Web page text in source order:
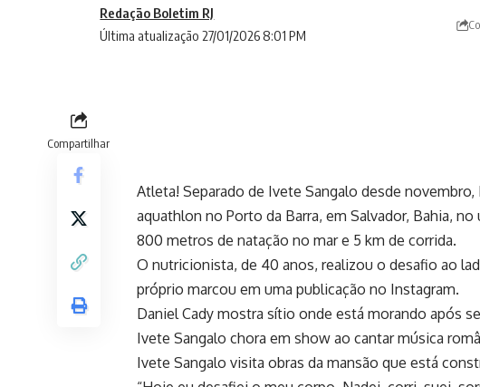
Última atualização 27/01/2026 8:01 PM
Redação Boletim RJ
Compartilhar
Atleta! Separado de Ivete Sangalo desde
aquathlon no Porto da Barra, em Salvador, Bahia,
800 metros de natação no mar e 5 km de corrida.
O nutricionista, de 40 anos, realizou o desafio ao
próprio marcou em uma publicação no Instagram.
Daniel Cady mostra sítio onde está morando após
Ivete Sangalo chora em show ao cantar música
Ivete Sangalo visita obras da mansão que está